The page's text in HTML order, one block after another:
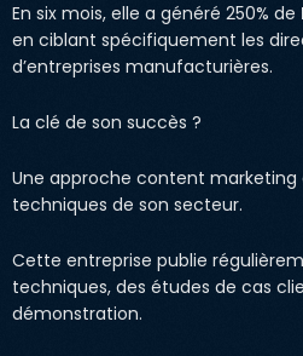
En six mois, elle a généré 250% de
en ciblant spécifiquement les
d’entreprises manufacturières.
La clé de son succès ?
Une approche content marketing
techniques de son secteur.
Cette entreprise publie
techniques, des études de cas
démonstration.